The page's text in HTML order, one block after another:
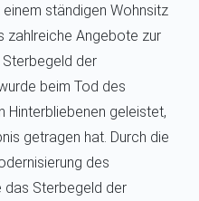
ständigen Wohnsitz
zahlreiche Angebote zur
der
beim Tod des
Hinterbliebenen geleistet,
getragen hat. Durch die
des
das Sterbegeld der